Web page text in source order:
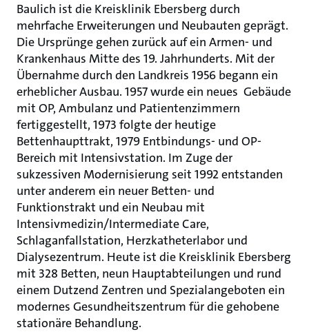
Baulich ist die Kreisklinik Ebersberg durch
mehrfache Erweiterungen und Neubauten geprägt.
Die Ursprünge gehen zurück auf ein Armen- und
Krankenhaus Mitte des 19. Jahrhunderts. Mit der
Übernahme durch den Landkreis 1956 begann ein
erheblicher Ausbau. 1957 wurde ein neues Gebäude
mit OP, Ambulanz und Patientenzimmern
fertiggestellt, 1973 folgte der heutige
Bettenhaupttrakt, 1979 Entbindungs- und OP-
Bereich mit Intensivstation. Im Zuge der
sukzessiven Modernisierung seit 1992 entstanden
unter anderem ein neuer Betten- und
Funktionstrakt und ein Neubau mit
Intensivmedizin/Intermediate Care,
Schlaganfallstation, Herzkatheterlabor und
Dialysezentrum. Heute ist die Kreisklinik Ebersberg
mit 328 Betten, neun Hauptabteilungen und rund
einem Dutzend Zentren und Spezialangeboten ein
modernes Gesundheitszentrum für die gehobene
stationäre Behandlung.